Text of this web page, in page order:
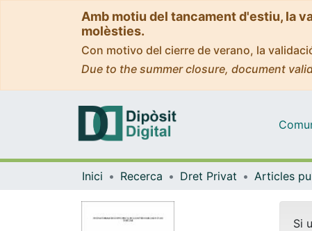
Amb motiu del tancament d'estiu, la
molèsties.
Con motivo del cierre de verano, la
Due to the summer closure, document
Inici Recerca Dret Privat
Si